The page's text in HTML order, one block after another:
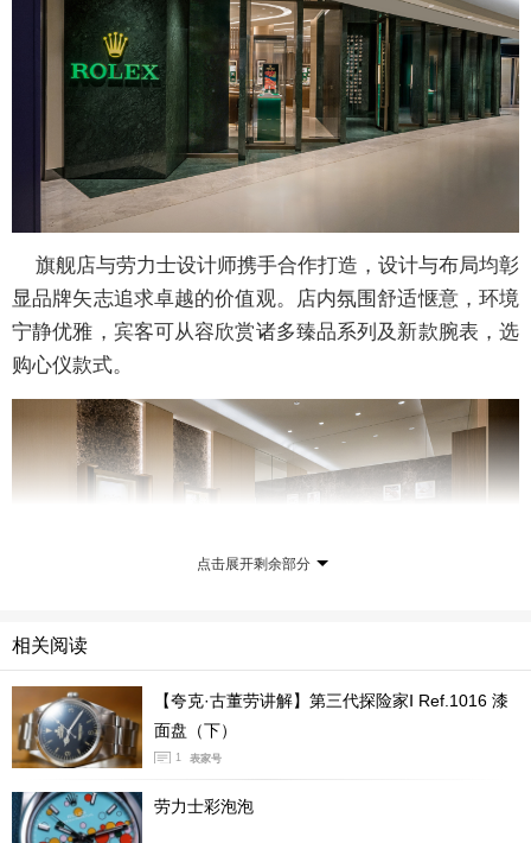
旗舰店与劳力士设计师携手合作打造，设计与布局均彰
显品牌矢志追求卓越的价值观。店内氛围舒适惬意，环境
宁静优雅，宾客可从容欣赏诸多臻品系列及新款腕表，选
购心仪款式。
劳力士中古表认证计划（Rolex Certiﬁed Pre-Owned）
于该店铺正式推出，仅在劳力士特约零售商出售。店内二
层设有专属区域，打造休息室般舒适怡然的氛围，呈现品
点击展开剩余部分
相关阅读
【夸克·古董劳讲解】第三代探险家Ⅰ Ref.1016 漆
面盘（下）
1 表家号
劳力士彩泡泡